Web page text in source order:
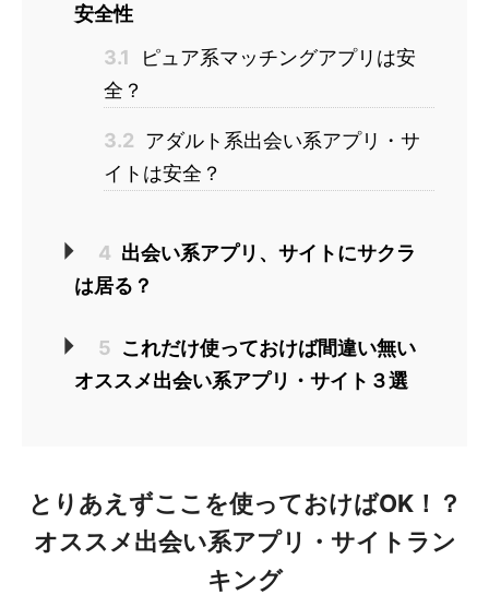
安全性
3.1
ピュア系マッチングアプリは安
全？
3.2 アダルト系出会い系アプリ・サ
イトは安全？
4 出会い系アプリ、サイトにサクラ
は居る？
5 これだけ使っておけば間違い無い
オススメ出会い系アプリ・サイト３選
とりあえずここを使っておけばOK！？
オススメ出会い系アプリ・サイトラン
キング